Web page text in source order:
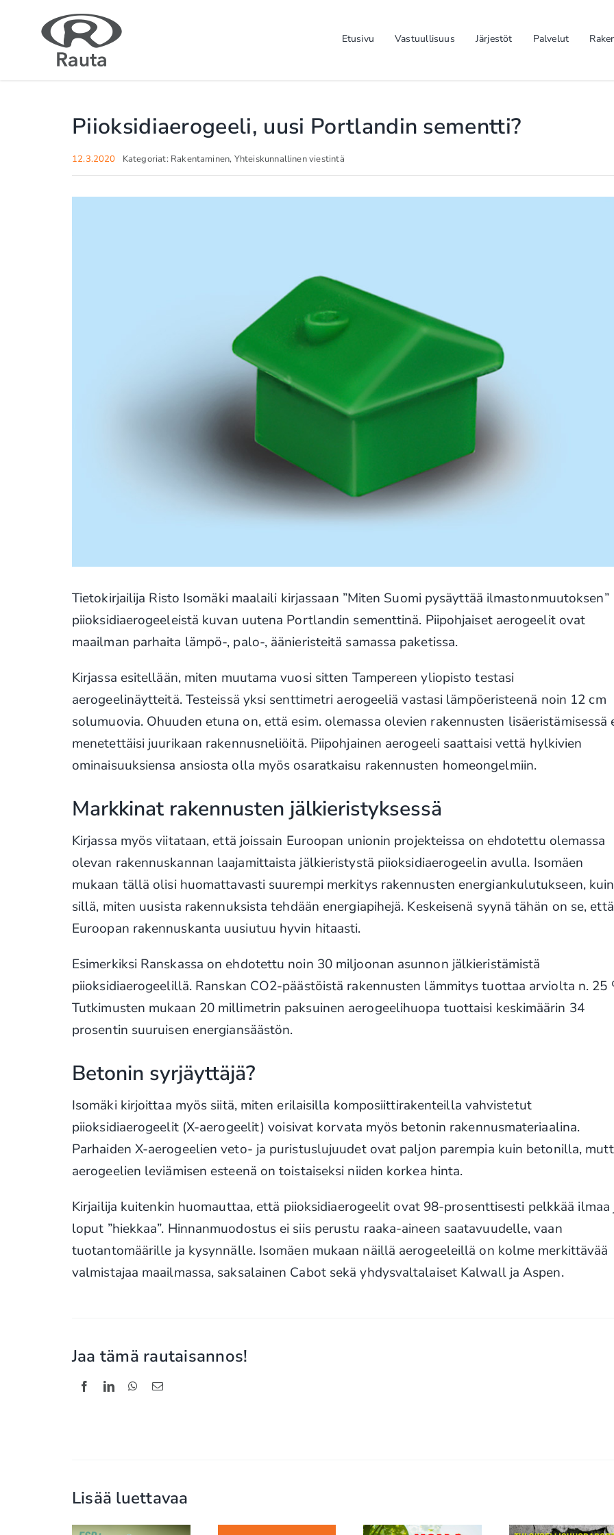
Etusivu Vastuullisuus Järjestöt Palvelut
Piioksidiaerogeeli, uusi Portlandin sementti?
12.3.2020 Kategoriat: Rakentaminen, Yhteiskunnallinen viestintä
Tietokirjailija Risto Isomäki maalaili kirjassaan ”Miten Suomi pysäyttää ilmastonmuutoksen”
piioksidiaerogeeleistä kuvan uutena Portlandin sementtinä. Piipohjaiset aerogeelit ovat
maailman parhaita lämpö-, palo-, äänieristeitä samassa paketissa.
Kirjassa esitellään, miten muutama vuosi sitten Tampereen yliopisto testasi
aerogeelinäytteitä. Testeissä yksi senttimetri aerogeeliä vastasi lämpöeristeenä noin 12 cm
solumuovia. Ohuuden etuna on, että esim. olemassa olevien rakennusten lisäeristämisessä
menetettäisi juurikaan rakennusneliöitä. Piipohjainen aerogeeli saattaisi vettä hylkivien
ominaisuuksiensa ansiosta olla myös osaratkaisu rakennusten homeongelmiin.
Markkinat rakennusten jälkieristyksessä
Kirjassa myös viitataan, että joissain Euroopan unionin projekteissa on ehdotettu olemassa
olevan rakennuskannan laajamittaista jälkieristystä piioksidiaerogeelin avulla. Isomäen
mukaan tällä olisi huomattavasti suurempi merkitys rakennusten energiankulutukseen, kuin
sillä, miten uusista rakennuksista tehdään energiapihejä. Keskeisenä syynä tähän on se, että
Euroopan rakennuskanta uusiutuu hyvin hitaasti.
Esimerkiksi Ranskassa on ehdotettu noin 30 miljoonan asunnon jälkieristämistä
piioksidiaerogeelillä. Ranskan CO2-päästöistä rakennusten lämmitys tuottaa arviolta n. 25
Tutkimusten mukaan 20 millimetrin paksuinen aerogeelihuopa tuottaisi keskimäärin 34
prosentin suuruisen energiansäästön.
Betonin syrjäyttäjä?
Isomäki kirjoittaa myös siitä, miten erilaisilla komposiittirakenteilla vahvistetut
piioksidiaerogeelit (X-aerogeelit) voisivat korvata myös betonin rakennusmateriaalina.
Parhaiden X-aerogeelien veto- ja puristuslujuudet ovat paljon parempia kuin betonilla,
aerogeelien leviämisen esteenä on toistaiseksi niiden korkea hinta.
Kirjailija kuitenkin huomauttaa, että piioksidiaerogeelit ovat 98-prosenttisesti pelkkää ilmaa
loput ”hiekkaa”. Hinnanmuodostus ei siis perustu raaka-aineen saatavuudelle, vaan
tuotantomäärille ja kysynnälle. Isomäen mukaan näillä aerogeeleillä on kolme merkittävää
valmistajaa maailmassa, saksalainen Cabot sekä yhdysvaltalaiset Kalwall ja Aspen.
Jaa tämä rautaisannos!
Lisää luettavaa